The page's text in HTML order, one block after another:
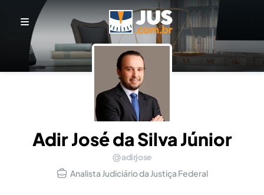
Adir José da Silva Júnior
adirjose
Analista Judiciário da Justiça Federal